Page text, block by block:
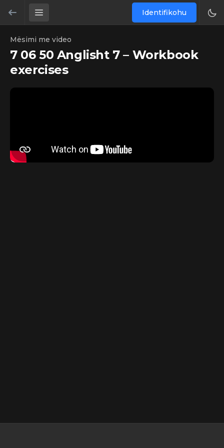
Identifikohu
Mësimi me video
7 06 50 Anglisht 7 – Workbook
exercises